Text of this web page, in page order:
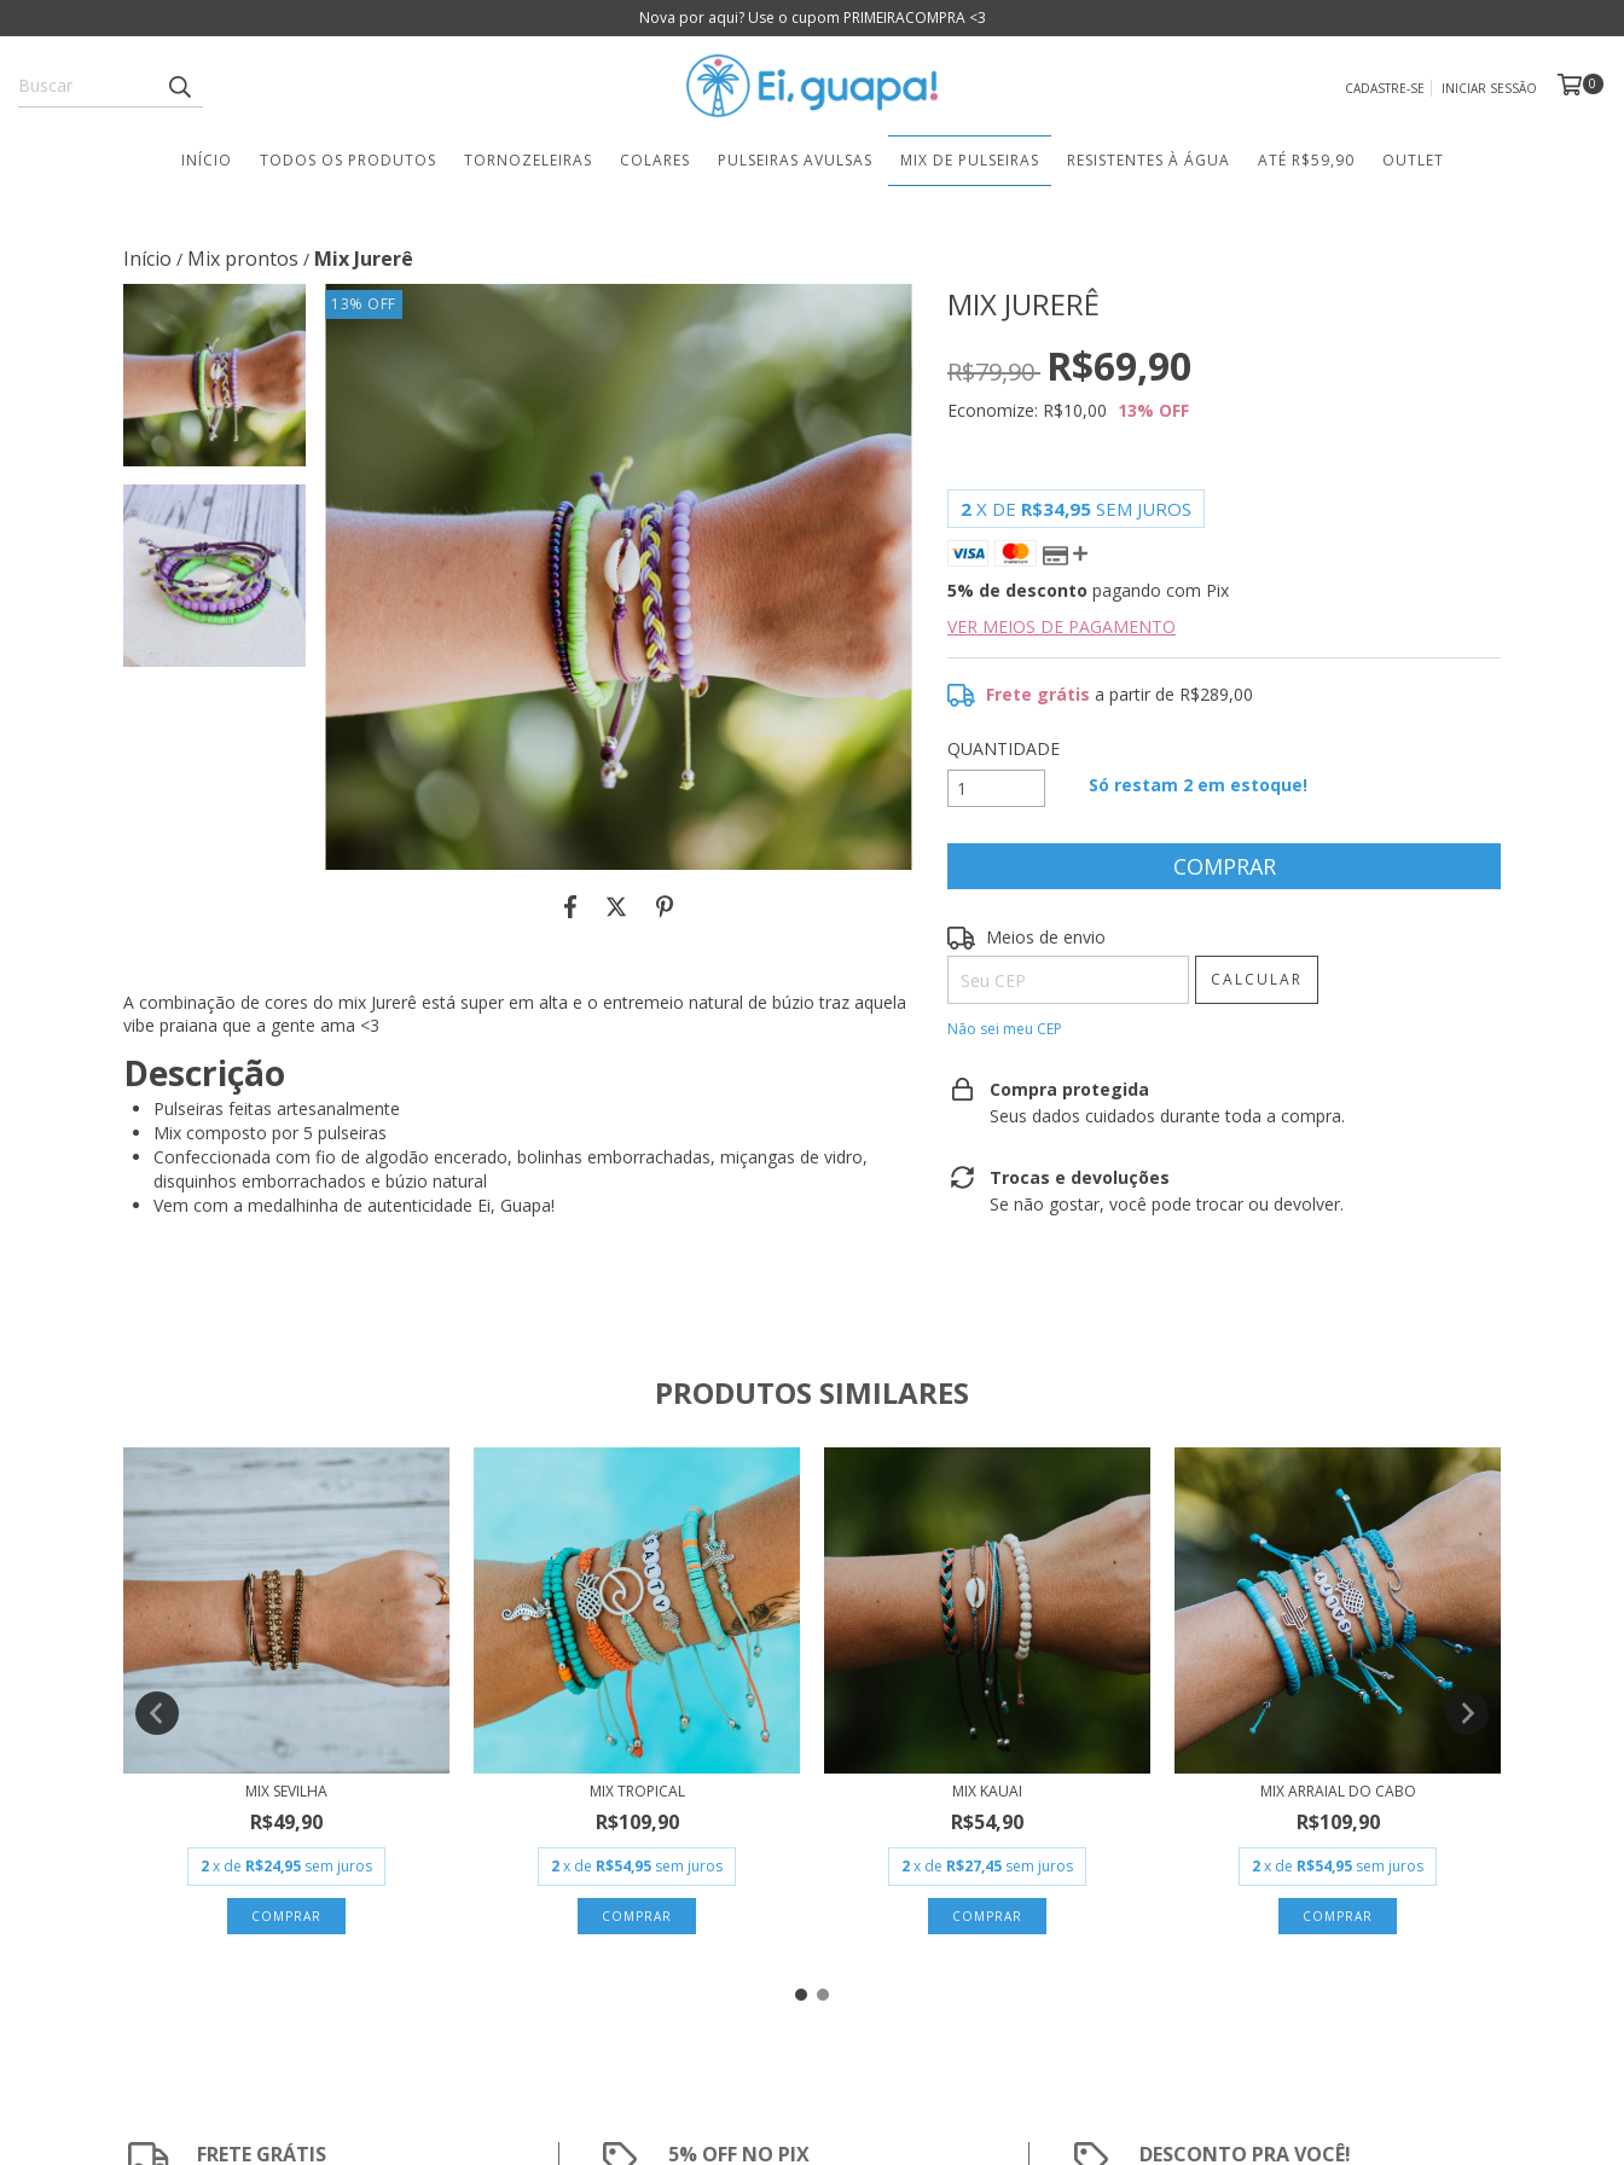
Nova por aqui? Use o cupom PRIMEIRACOMPRA <3
CADASTRE-SE INICIAR SESSÃO 0
INÍCIO TODOS OS PRODUTOS TORNOZELEIRAS COLARES PULSEIRAS AVULSAS MIX DE PULSEIRAS RESISTENTES À ÁGUA ATÉ R$59,90 OUTLET
Início / Mix prontos / Mix Jurerê
13% OFF
A combinação de cores do mix Jurerê está super em alta e o entremeio natural de búzio traz aquela
vibe praiana que a gente ama <3
Descrição
Pulseiras feitas artesanalmente
Mix composto por 5 pulseiras
Confeccionada com fio de algodão encerado, bolinhas emborrachadas, miçangas de vidro,
disquinhos emborrachados e búzio natural
Vem com a medalhinha de autenticidade Ei, Guapa!
MIX JURERÊ
R$79,90 R$69,90
Economize: R$10,00 13% OFF
2 X DE R$34,95 SEM JUROS
5% de desconto pagando com Pix
VER MEIOS DE PAGAMENTO
Frete grátis a partir de R$289,00
QUANTIDADE
Só restam 2 em estoque!
Entregas para o CEP:
Meios de envio
CALCULAR
Não sei meu CEP
Compra protegida
Seus dados cuidados durante toda a compra.
Trocas e devoluções
Se não gostar, você pode trocar ou devolver.
PRODUTOS SIMILARES
MIX SEVILHA
R$49,90
2x de R$24,95 sem juros
MIX TROPICAL
R$109,90
2x de R$54,95 sem juros
MIX KAUAI
R$54,90
2x de R$27,45 sem juros
MIX ARRAIAL DO CABO
R$109,90
2x de R$54,95 sem juros
FRETE GRÁTIS 5% OFF NO PIX DESCONTO PRA VOCÊ!